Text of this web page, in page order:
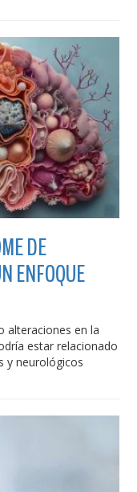
DE
ENFOQUE
alteraciones en la
estar relacionado
y neurológicos